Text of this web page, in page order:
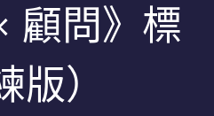
顧問》標
）